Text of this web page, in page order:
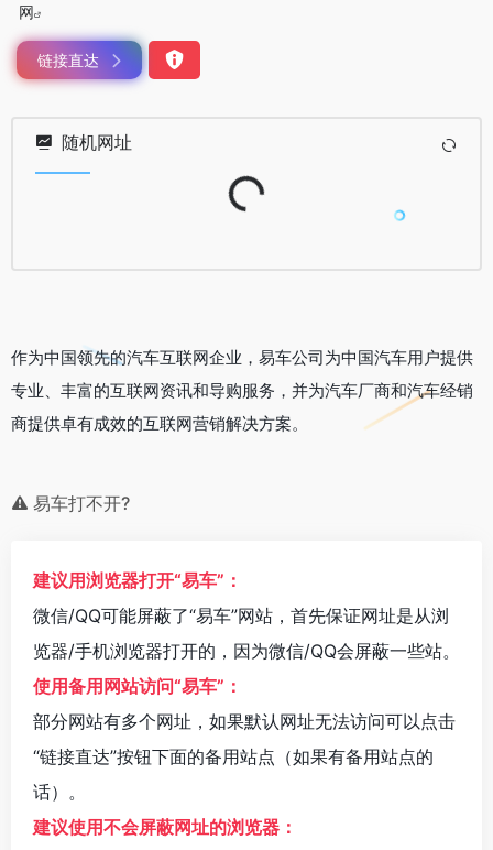
网
链接直达
随机网址 Loading...
作为中国领先的汽车互联网企业，易车公司为中国汽车用户提供
专业、丰富的互联网资讯和导购服务，并为汽车厂商和汽车经销
商提供卓有成效的互联网营销解决方案。
易车打不开?
建议用浏览器打开“易车”：
微信/QQ可能屏蔽了“易车”网站，首先保证网址是从浏
览器/手机浏览器打开的，因为微信/QQ会屏蔽一些站。
使用备用网站访问“易车”：
部分网站有多个网址，如果默认网址无法访问可以点击
“链接直达”按钮下面的备用站点（如果有备用站点的
话）。
建议使用不会屏蔽网址的浏览器：